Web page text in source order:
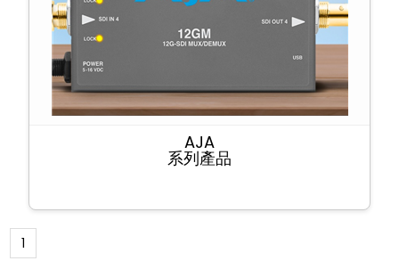
AJA
系列產品
1